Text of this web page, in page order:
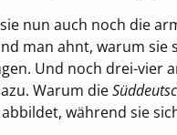
nun auch noch die
man ahnt, warum sie
Und noch drei-vier
Warum die
während sie